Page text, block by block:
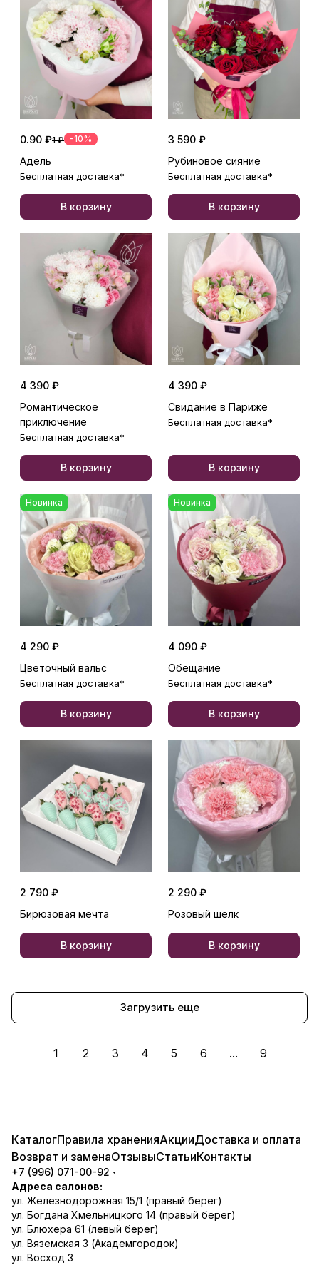
0.90 ₽1 ₽ -10%
Адель
Бесплатная доставка*
В корзину
3 590 ₽
Рубиновое сияние
Бесплатная доставка*
В корзину
4 390 ₽
Романтическое
приключение
Бесплатная доставка*
В корзину
4 390 ₽
Свидание в Париже
Бесплатная доставка*
В корзину
Новинка
4 290 ₽
Цветочный вальс
Бесплатная доставка*
В корзину
Новинка
4 090 ₽
Обещание
Бесплатная доставка*
В корзину
2 790 ₽
Бирюзовая мечта
В корзину
2 290 ₽
Розовый шелк
В корзину
Загрузить еще
1 2 3 4 5 6 ... 9
КаталогПравила храненияАкцииДоставка и оплата
Возврат и заменаОтзывыСтатьиКонтакты
+7 (996) 071-00-92
Адреса салонов:
ул. Железнодорожная 15/1 (правый берег)
ул. Богдана Хмельницкого 14 (правый берег)
ул. Блюхера 61 (левый берег)
ул. Вяземская 3 (Академгородок)
ул. Восход 3